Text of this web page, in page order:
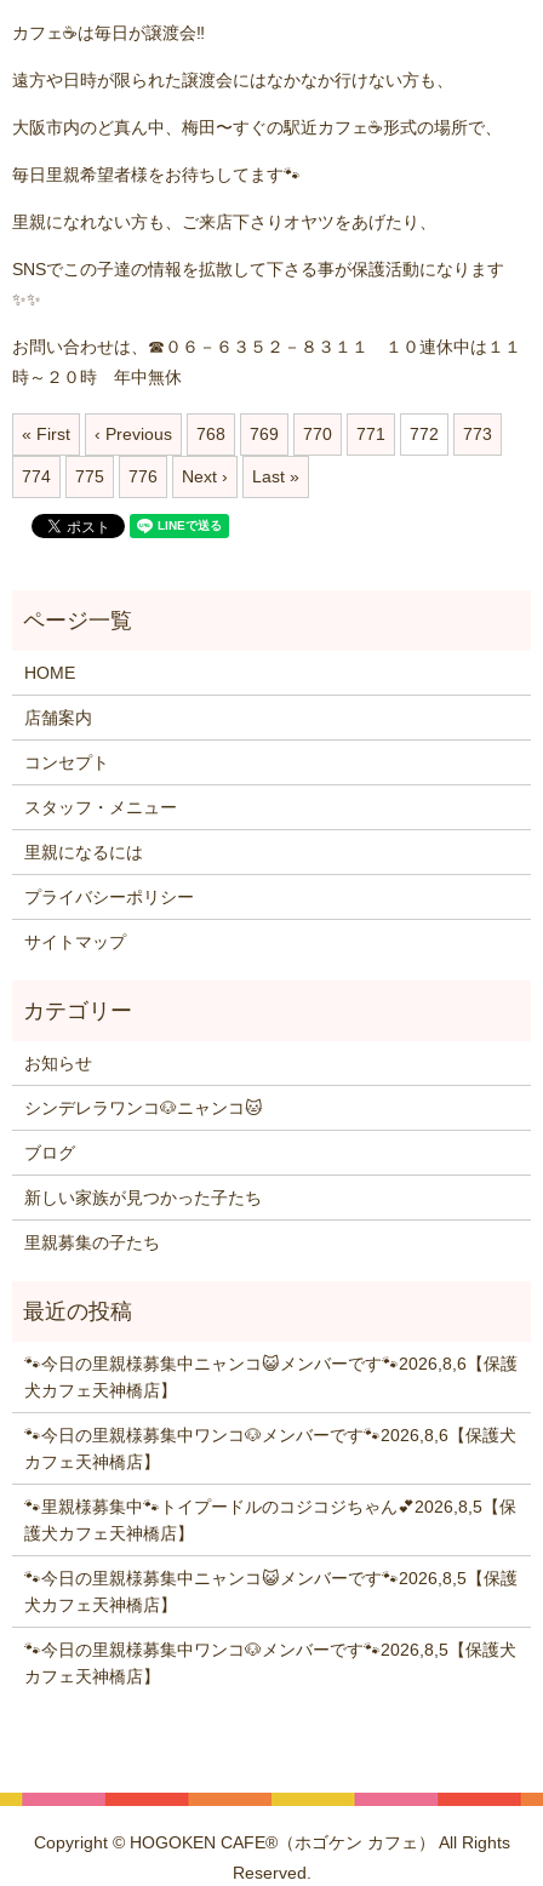
カフェ☕️は毎日が譲渡会‼️
遠方や日時が限られた譲渡会にはなかなか行けない方も、
大阪市内のど真ん中、梅田〜すぐの駅近カフェ☕️形式の場所で、
毎日里親希望者様をお待ちしてます🐾
里親になれない方も、ご来店下さりオヤツをあげたり、
SNSでこの子達の情報を拡散して下さる事が保護活動になります
✨✨
お問い合わせは、☎０６－６３５２－８３１１ １０連休中は１１
時～２０時 年中無休
« First ‹ Previous 768 769 770 771 772 773
774 775 776 Next › Last »
HOME
店舗案内
コンセプト
スタッフ・メニュー
里親になるには
プライバシーポリシー
サイトマップ
お知らせ
シンデレラワンコ🐶ニャンコ🐱
ブログ
新しい家族が見つかった子たち
里親募集の子たち
🐾今日の里親様募集中ニャンコ😺メンバーです🐾2026,8,6【保護
犬カフェ天神橋店】
🐾今日の里親様募集中ワンコ🐶メンバーです🐾2026,8,6【保護犬
カフェ天神橋店】
🐾里親様募集中🐾トイプードルのコジコジちゃん💕2026,8,5【保
護犬カフェ天神橋店】
🐾今日の里親様募集中ニャンコ😺メンバーです🐾2026,8,5【保護
犬カフェ天神橋店】
🐾今日の里親様募集中ワンコ🐶メンバーです🐾2026,8,5【保護犬
カフェ天神橋店】
Copyright © HOGOKEN CAFE®（ホゴケン カフェ） All Rights
Reserved.